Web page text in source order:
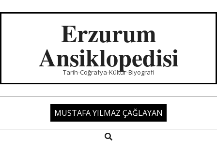
Erzurum
Ansiklopedisi
Tarih-Coğrafya-Kültür-Biyografi
MUSTAFA YILMAZ ÇAĞLAYAN
Search